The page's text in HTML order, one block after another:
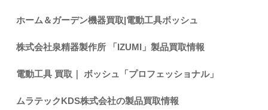
ホーム＆ガーデン機器買取|電動工具ボッシュ
株式会社泉精器製作所 「IZUMI」製品買取情報
電動工具 買取｜ ボッシュ「プロフェッショナル」
ムラテックKDS株式会社の製品買取情報